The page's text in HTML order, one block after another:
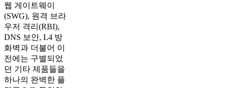
웹 게이트웨이
(SWG), 원격 브라
우저 격리(RBI),
DNS 보안, L4 방
화벽과 더불어 이
전에는 구별되었
던 기타 제품들을
하나의 완벽한 플